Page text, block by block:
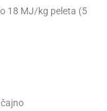
18 MJ/kg peleta (5